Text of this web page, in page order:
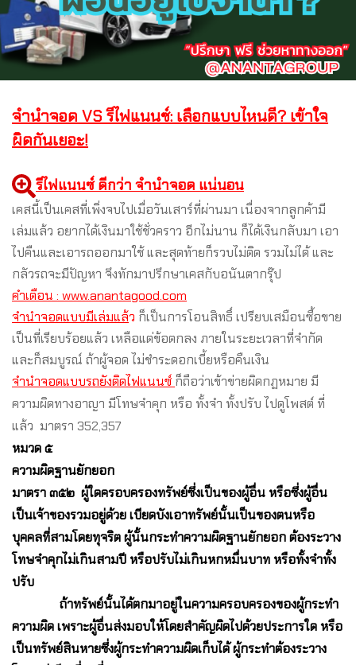
จำนำจอด VS รีไฟแนนซ์: เลือกแบบไหนดี? เข้าใจ
ผิดกันเยอะ!
รีไฟแนนซ์ ดีกว่า จำนำจอด แน่นอน
เคสนี้เป็นเคสที่เพิ่งจบไปเมื่อวันเสาร์ที่ผ่านมา เนื่องจากลูกค้ามี
เล่มแล้ว อยากได้เงินมาใช้ชั่วคราว อีกไม่นาน ก็ได้เงินกลับมา เอา
ไปคืนและเอารถออกมาใช้ และสุดท้ายก็รวบไม่ติด รวมไม่ได้ และ
กลัวรถจะมีปัญหา จึงทักมาปรึกษาเคสกับอนันตากรุ๊ป
คำเตือน : www.anantagood.com
จำนำจอดแบบมีเล่มแล้ว ก็เป็นการโอนสิทธิ์ เปรียบเสมือนซื้อขาย
เป็นที่เรียบร้อยแล้ว เหลือแต่ข้อตกลง ภายในระยะเวลาที่จำกัด
และก็สมบูรณ์ ถ้าผู้จอด ไม่ชำระดอกเบี้ยหรือคืนเงิน
จำนำจอดแบบรถยังติดไฟแนนซ์ก็ถือว่าเข้าข่ายผิดกฏหมาย มี
ความผิดทางอาญา มีโทษจำคุก หรือ ทั้งจำ ทั้งปรับ ไปดูโพสต์ ที่
แล้ว มาตรา 352,357
หมวด ๕
ความผิดฐานยักยอก
มาตรา ๓๕๒ ผู้ใดครอบครองทรัพย์ซึ่งเป็นของผู้อื่น หรือซึ่งผู้อื่น
เป็นเจ้าของรวมอยู่ด้วย เบียดบังเอาทรัพย์นั้นเป็นของตนหรือ
บุคคลที่สามโดยทุจริต ผู้นั้นกระทำความผิดฐานยักยอก ต้องระวาง
โทษจำคุกไม่เกินสามปี หรือปรับไม่เกินหกหมื่นบาท หรือทั้งจำทั้ง
ปรับ
ถ้าทรัพย์นั้นได้ตกมาอยู่ในความครอบครองของผู้กระทำ
ความผิด เพราะผู้อื่นส่งมอบให้โดยสำคัญผิดไปด้วยประการใด หรือ
เป็นทรัพย์สินหายซึ่งผู้กระทำความผิดเก็บได้ ผู้กระทำต้องระวาง